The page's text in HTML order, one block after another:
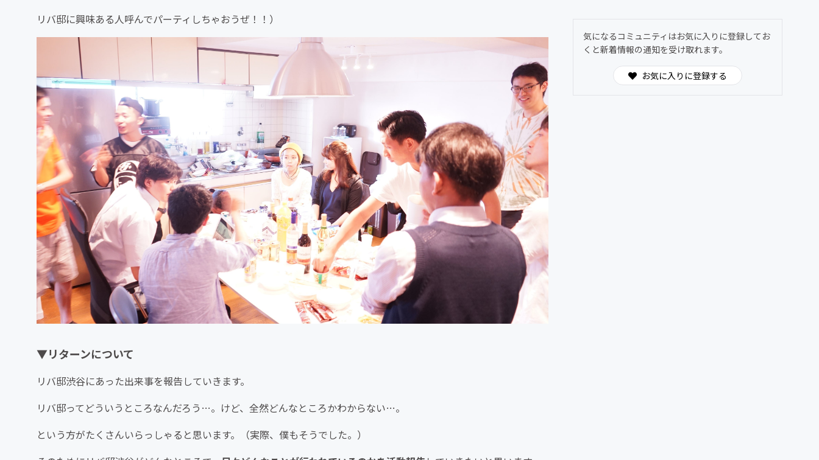
リバ邸に興味ある人呼んでパーティしちゃおうぜ！！）
▼リターンについて
リバ邸渋谷にあった出来事を報告していきます。
リバ邸ってどういうところなんだろう…。けど、全然どんなところかわからない…。
という方がたくさんいらっしゃると思います。（実際、僕もそうでした。）
気になるコミュニティはお気に入りに登録してお
くと新着情報の通知を受け取れます。
お気に入りに登録する